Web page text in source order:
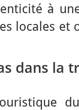
à
locales et
dans la